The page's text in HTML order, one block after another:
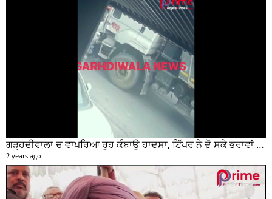
ਗੜ੍ਹਦੀਵਾਲਾ ਚ ਵਾਪਰਿਆ ਰੂਹ ਕੰਬਾਊ ਹਾਦਸਾ, ਟਿੱਪਰ ਨੇ ਦੋ ਸਕੇ ਭਰਾਵਾਂ ਨੂੰ ਕੁਚਲਿਆ, ਸੀਸੀਟੀਵੀ ਫੁਟੇਜ ਵੀ ਆਈ ਸਾਹਮਣੇ
2 years ago